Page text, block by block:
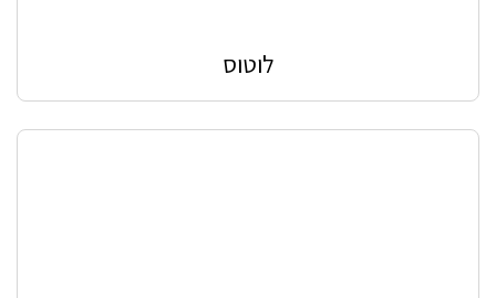
לוטוס